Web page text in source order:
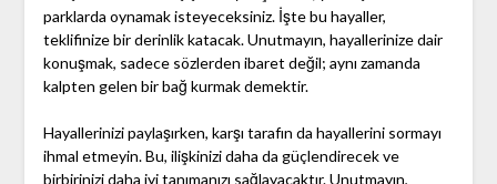
parklarda oynamak isteyeceksiniz. İşte bu hayaller,
teklifinize bir derinlik katacak. Unutmayın, hayallerinize dair
konuşmak, sadece sözlerden ibaret değil; aynı zamanda
kalpten gelen bir bağ kurmak demektir.
Hayallerinizi paylaşırken, karşı tarafın da hayallerini sormayı
ihmal etmeyin. Bu, ilişkinizi daha da güçlendirecek ve
birbirinizi daha iyi tanımanızı sağlayacaktır. Unutmayın,